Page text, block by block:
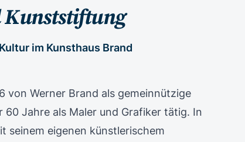
Kunststiftung
im Kunsthaus Brand
von Werner Brand als gemeinnützige
Jahre als Maler und Grafiker tätig. In
seinem eigenen künstlerischem